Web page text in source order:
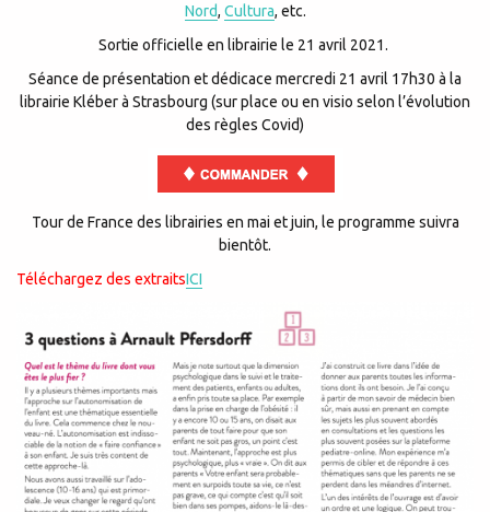
Nord, Cultura, etc.
Sortie officielle en librairie le 21 avril 2021.
Séance de présentation et dédicace mercredi 21 avril 17h30 à la
librairie Kléber à Strasbourg (sur place ou en visio selon l’évolution
des règles Covid)
Tour de France des librairies en mai et juin, le programme suivra
bientôt.
Téléchargez des extraitsICI